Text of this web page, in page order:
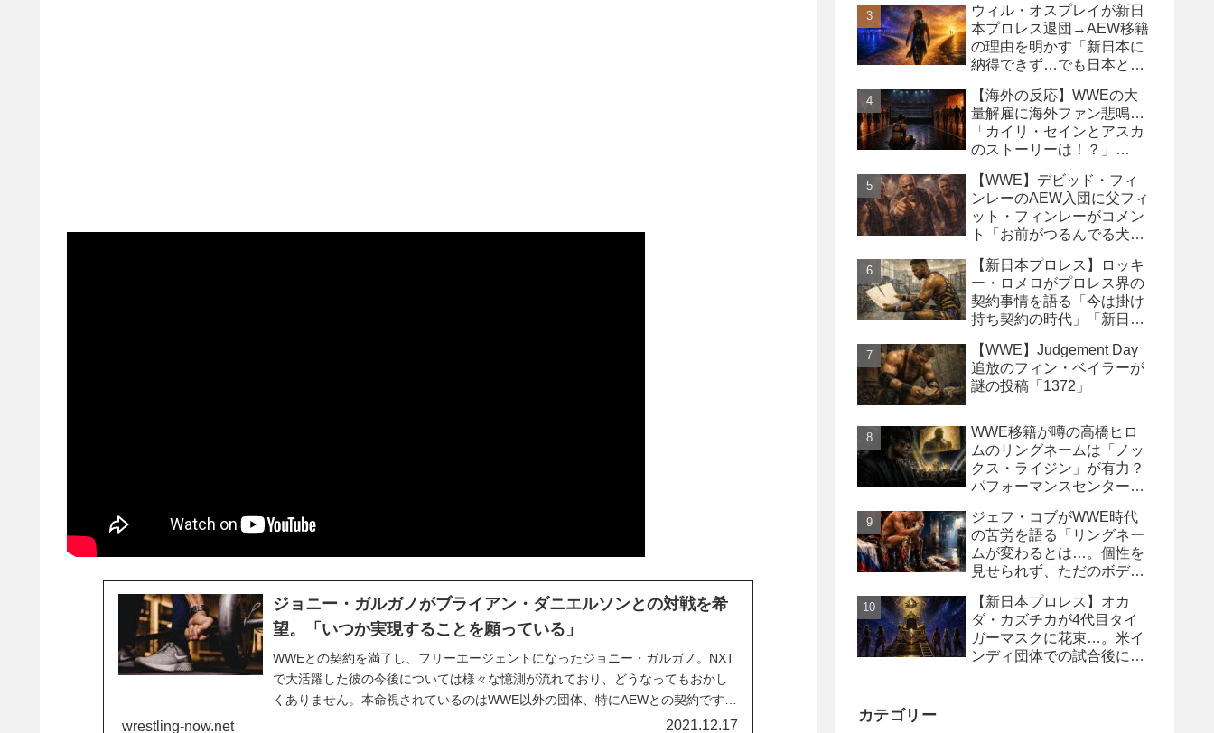
ジョニー・ガルガノがブライアン・ダニエルソンとの対戦を希
望。「いつか実現することを願っている」
WWEとの契約を満了し、フリーエージェントになったジョニー・ガルガノ。NXT
で大活躍した彼の今後については様々な憶測が流れており、どうなってもおかし
くありません。本命視されているのはWWE以外の団体、特にAEWとの契約です
が、WWEに戻る可能性もゼロではないそうです。最近、彼はTwitchでの生配信の
wrestling-now.net 2021.12.17
挫
ウィル・オスプレイが新日
本プロレス退団→AEW移籍
の理由を明かす「新日本に
納得できず…でも日本との
【海外の反応】WWEの大
量解雇に海外ファン悲鳴…
「カイリ・セインとアスカ
のストーリーは！？」
の犠牲になった」
【WWE】デビッド・フィ
ンレーのAEW入団に父フィ
ット・フィンレーがコメン
ト「お前がつるんでる犬連
【新日本プロレス】ロッキ
ー・ロメロがプロレス界の
契約事情を語る「今は掛け
持ち契約の時代」「新日本
るべき」
【WWE】Judgement Day
追放のフィン・ベイラーが
謎の投稿「1372」
WWE移籍が噂の高橋ヒロ
ムのリングネームは「ノッ
クス・ライジン」が有力？
パフォーマンスセンター入
ジェフ・コブがWWE時代
の苦労を語る「リングネー
ムが変わるとは…。個性を
見せられず、ただのボディ
【新日本プロレス】オカ
ダ・カズチカが4代目タイ
ガーマスクに花束…。米イ
ンディ団体での試合後にサ
カテゴリー